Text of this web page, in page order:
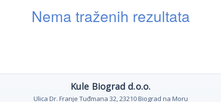
Nema traženih rezultata
Kule Biograd d.o.o.
Ulica Dr. Franje Tuđmana 32, 23210 Biograd na Moru